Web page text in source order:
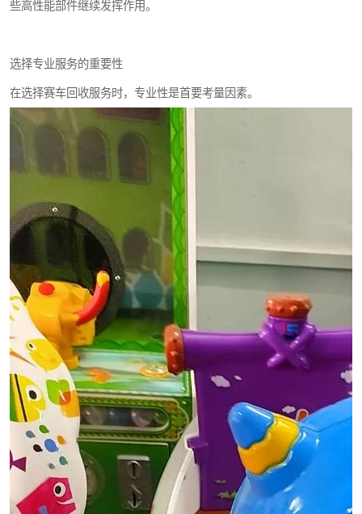
些高性能部件继续发挥作用。
选择专业服务的重要性
在选择赛车回收服务时，专业性是首要考量因素。